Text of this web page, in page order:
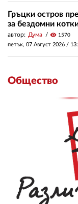
Гръцки остров
за бездомни
автор: Дума visibility 1570
петък, 07 Август 2026 /
Общество